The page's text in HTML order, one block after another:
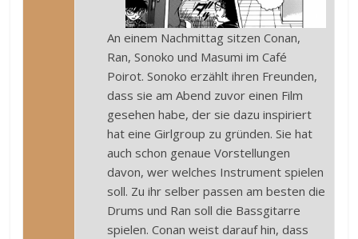
An einem Nachmittag sitzen Conan,
Ran, Sonoko und Masumi im Café
Poirot. Sonoko erzählt ihren Freunden,
dass sie am Abend zuvor einen Film
gesehen habe, der sie dazu inspiriert
hat eine Girlgroup zu gründen. Sie hat
auch schon genaue Vorstellungen
davon, wer welches Instrument spielen
soll. Zu ihr selber passen am besten die
Drums und Ran soll die Bassgitarre
spielen. Conan weist darauf hin, dass